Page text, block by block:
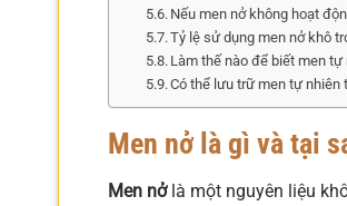
Nếu men nở không hoạt
Tỷ lệ sử dụng men nở khô
Làm thế nào để biết men
Có thể lưu trữ men tự nhiên
Men nở là gì và tại
Men nởlà một nguyên liệu